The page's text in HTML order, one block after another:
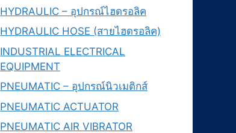
HYDRAULIC – อุปกรณ์ไฮดรอลิค
HYDRAULIC HOSE (สายไฮดรอลิค)
INDUSTRIAL ELECTRICAL
EQUIPMENT
PNEUMATIC – อุปกรณ์นิวเมติกส์
PNEUMATIC ACTUATOR
PNEUMATIC AIR VIBRATOR